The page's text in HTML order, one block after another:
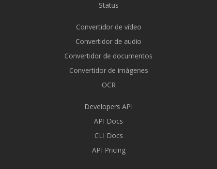
Status
Convertidor de vídeo
Convertidor de audio
Convertidor de documentos
Convertidor de imágenes
OCR
Developers API
API Docs
CLI Docs
API Pricing